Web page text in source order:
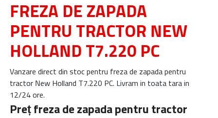
FREZA DE ZAPADA
PENTRU TRACTOR NEW
HOLLAND T7.220 PC
Vanzare direct din stoc pentru freza de zapada pentru
tractor New Holland T7.220 PC. Livram in toata tara in
12/24 ore.
Preț freza de zapada pentru tractor